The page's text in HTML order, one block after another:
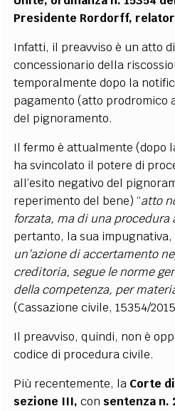
Presidente Rordorff,
Infatti, il preavviso è un atto
concessionario della
temporalmente dopo la
pagamento (atto prodromico
del pignoramento.
Il fermo è attualmente (dopo
ha svincolato il potere di
all’esito negativo del
reperimento del bene) “atto
forzata, ma di una procedura
pertanto, la sua impugnativa,
un’azione di accertamento
creditoria, segue le norme
della competenza, per
(Cassazione civile, 15354/
Il preavviso, quindi, non è
codice di procedura civile.
Più recentemente, la Corte
sezione III, con sentenza n.